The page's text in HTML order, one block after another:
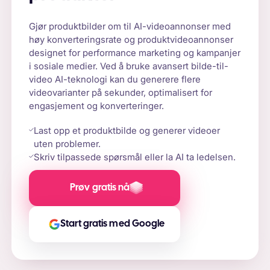
Gjør produktbilder om til AI-videoannonser med
høy konverteringsrate og produktvideoannonser
designet for performance marketing og kampanjer
i sosiale medier. Ved å bruke avansert bilde-til-
video AI-teknologi kan du generere flere
videovarianter på sekunder, optimalisert for
engasjement og konverteringer.
Last opp et produktbilde og generer videoer
uten problemer.
Skriv tilpassede spørsmål eller la AI ta ledelsen.
Prøv gratis nå
Start gratis med Google